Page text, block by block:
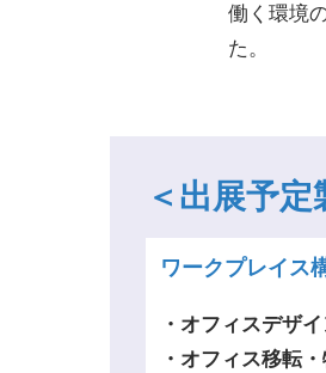
働く環境
た。
＜出展予定
ワークプレイス
・オフィスデザ
・オフィス移転